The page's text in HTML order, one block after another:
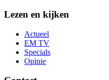
Lezen en kijken
Actueel
EM TV
Specials
Opinie